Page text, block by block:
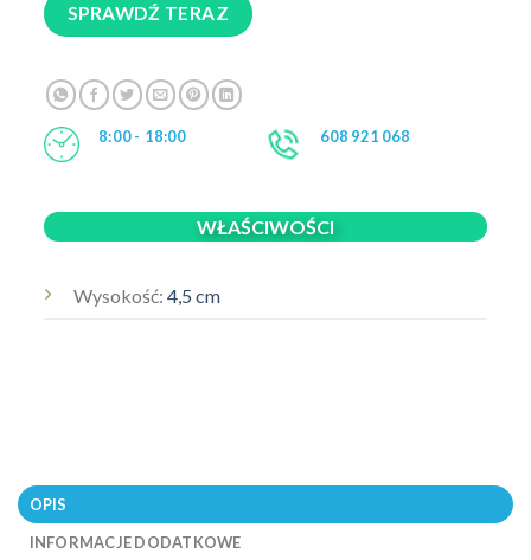
SPRAWDŹ TERAZ
8:00 - 18:00 608 921 068
WŁAŚCIWOŚCI
Wysokość:4,5 cm
OPIS
INFORMACJE DODATKOWE